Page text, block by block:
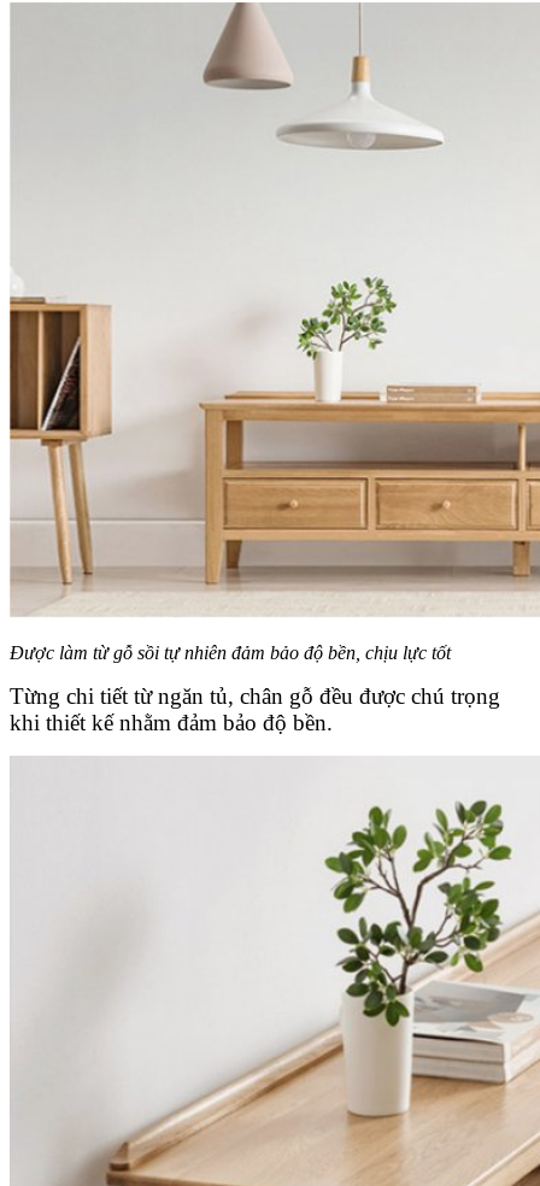
Được làm từ gỗ sồi tự nhiên đảm bảo độ bền, chịu lực tốt
Từng chi tiết từ ngăn tủ, chân gỗ đều được chú trọng
khi thiết kế nhằm đảm bảo độ bền.